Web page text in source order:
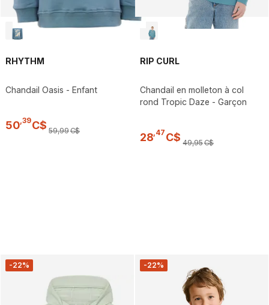
RHYTHM
Chandail Oasis - Enfant
50,39C$ 59,99C$
RIP CURL
Chandail en molleton à col
rond Tropic Daze - Garçon
28,47 C$ 49,95C$
-22% -22%